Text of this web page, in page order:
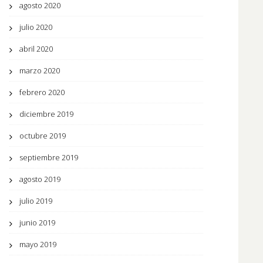
agosto 2020
julio 2020
abril 2020
marzo 2020
febrero 2020
diciembre 2019
octubre 2019
septiembre 2019
agosto 2019
julio 2019
junio 2019
mayo 2019